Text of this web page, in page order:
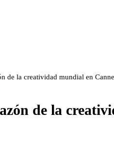
de la creatividad mundial en
de la